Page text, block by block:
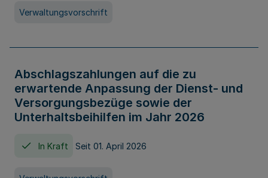
Verwaltungsvorschrift
Abschlagszahlungen auf die zu
erwartende Anpassung der Dienst- und
Versorgungsbezüge sowie der
Unterhaltsbeihilfen im Jahr 2026
In Kraft Seit 01. April 2026